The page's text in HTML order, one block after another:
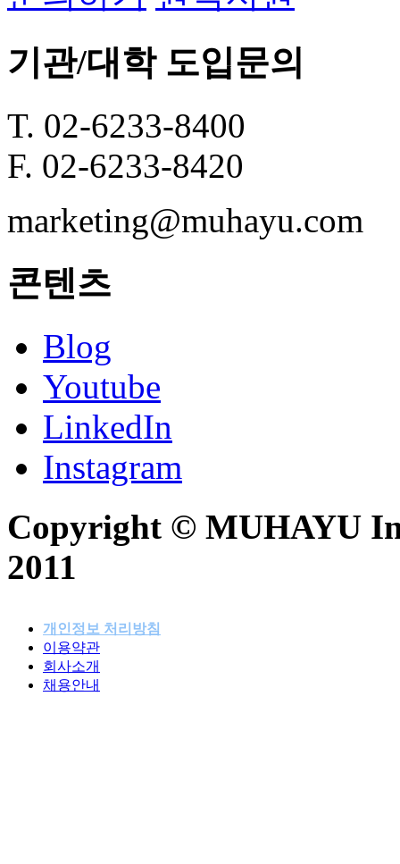
기관/대학 도입문의
T. 02-6233-8400
F. 02-6233-8420
marketing@muhayu.com
콘텐츠
Blog
Youtube
LinkedIn
Instagram
Copyright © MUHAYU
2011
개인정보 처리방침
이용약관
회사소개
채용안내